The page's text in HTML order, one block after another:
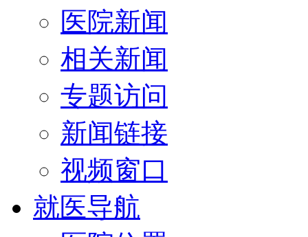
医院新闻
相关新闻
专题访问
新闻链接
视频窗口
就医导航